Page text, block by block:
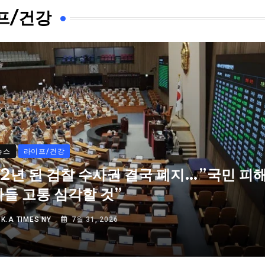
/건강
스 라이프/건강
년 된 검찰 수사권 결국 폐지…”국민 피
들 고통 심각할 것”
K.A TIMES NY 7월 31, 2026